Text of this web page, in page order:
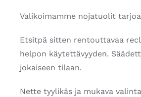
Valikoimamme nojatuolit
Etsitpä sitten rentouttavaa
helpon käytettävyyden.
jokaiseen tilaan.
Nette tyylikäs ja mukava